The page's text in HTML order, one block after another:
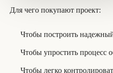
Для чего покупают проект:
Чтобы построить
Чтобы упростить процесс
Чтобы легко